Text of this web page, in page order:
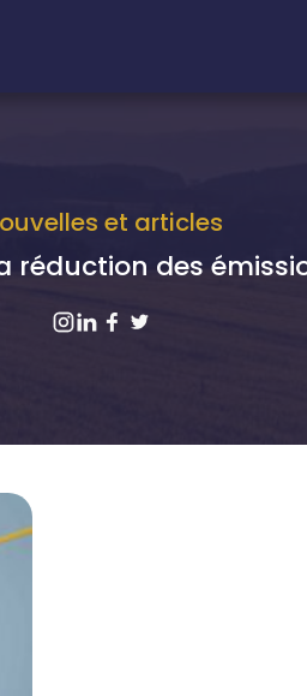
et articles
des